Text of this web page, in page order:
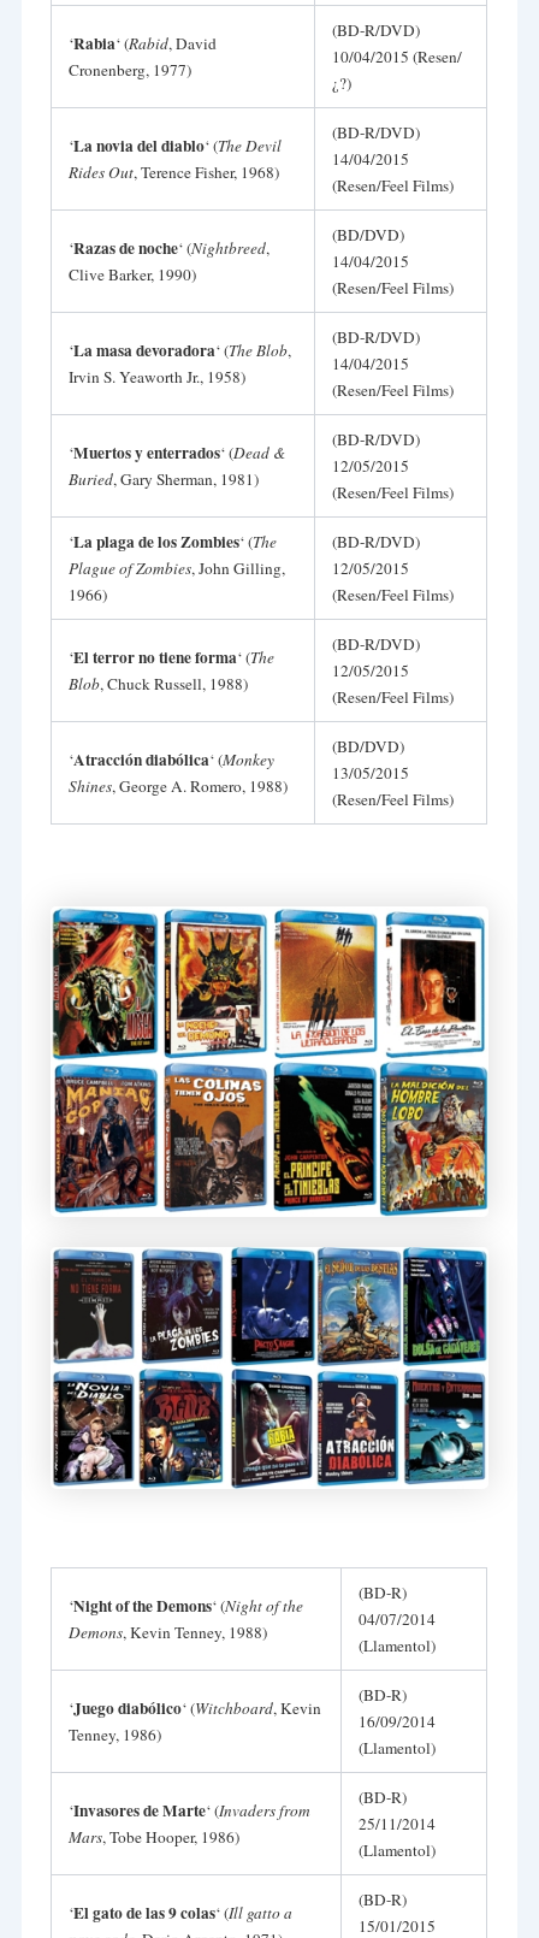
‘Rabia‘ (Rabid, David
Cronenberg, 1977)
(BD-R/DVD)
10/04/2015 (Resen/
¿?)
‘La novia del diablo‘ (The Devil
Rides Out, Terence Fisher, 1968)
(BD-R/DVD)
14/04/2015
(Resen/Feel Films)
‘Razas de noche‘ (Nightbreed,
Clive Barker, 1990)
(BD/DVD)
14/04/2015
(Resen/Feel Films)
‘La masa devoradora‘ (The Blob,
Irvin S. Yeaworth Jr., 1958)
(BD-R/DVD)
14/04/2015
(Resen/Feel Films)
‘Muertos y enterrados‘ (Dead &
Buried, Gary Sherman, 1981)
(BD-R/DVD)
12/05/2015
(Resen/Feel Films)
‘La plaga de los Zombies‘ (The
Plague of Zombies, John Gilling,
1966)
(BD-R/DVD)
12/05/2015
(Resen/Feel Films)
‘El terror no tiene forma‘ (The
Blob, Chuck Russell, 1988)
(BD-R/DVD)
12/05/2015
(Resen/Feel Films)
‘Atracción diabólica‘ (Monkey
Shines, George A. Romero, 1988)
(BD/DVD)
13/05/2015
(Resen/Feel Films)
‘Night of the Demons‘ (Night of the
Demons, Kevin Tenney, 1988)
(BD-R)
04/07/2014
(Llamentol)
‘Juego diabólico‘ (Witchboard, Kevin
Tenney, 1986)
(BD-R)
16/09/2014
(Llamentol)
‘Invasores de Marte‘ (Invaders from
Mars, Tobe Hooper, 1986)
(BD-R)
25/11/2014
(Llamentol)
‘El gato de las 9 colas‘ (Ill gatto a
(BD-R)
15/01/2015